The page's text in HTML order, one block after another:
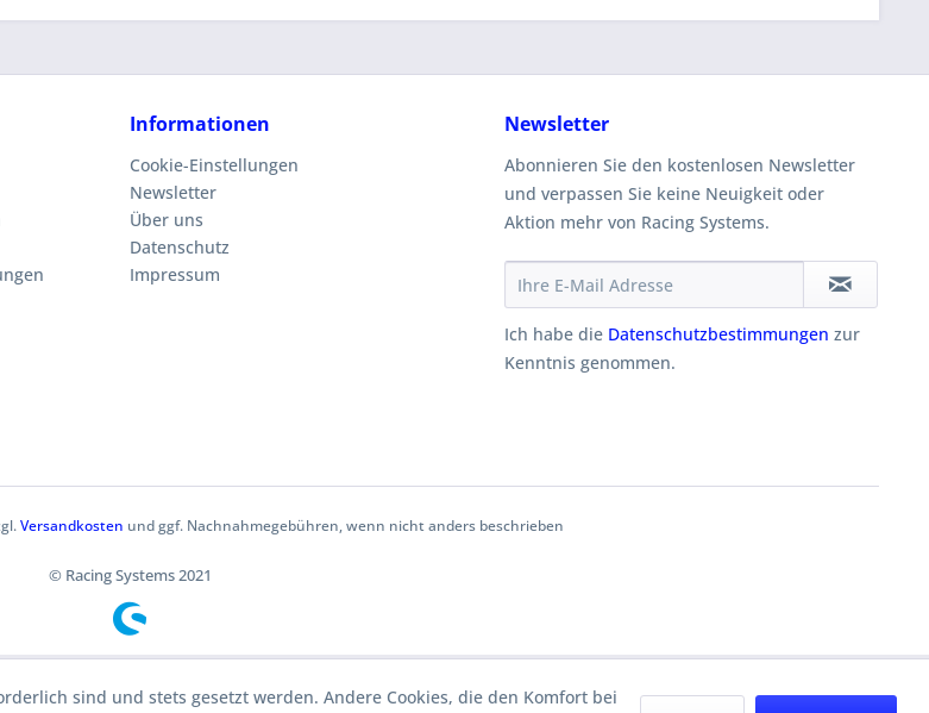
Informationen
Cookie-Einstellungen
Newsletter
Über uns
Datenschutz
Impressum
Newsletter
Abonnieren Sie den kostenlosen Newsletter
und verpassen Sie keine Neuigkeit oder
Aktion mehr von Racing Systems.
Ich habe die Datenschutzbestimmungen zur
Kenntnis genommen.
Versandkosten und ggf. Nachnahmegebühren, wenn nicht anders beschrieben
© Racing Systems 2021
sind und stets gesetzt werden. Andere Cookies, die den Komfort bei